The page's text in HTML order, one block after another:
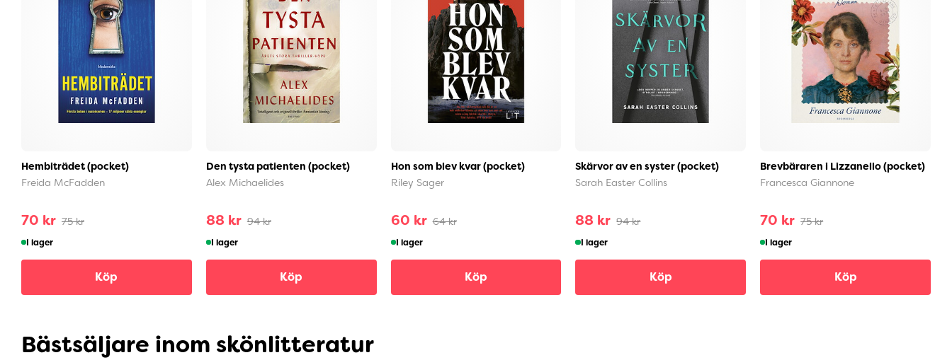
Hembiträdet (pocket)
Freida McFadden
70 kr 75 kr
I lager
Köp
Den tysta patienten (pocket)
Alex Michaelides
88 kr 94 kr
I lager
Köp
Hon som blev kvar (pocket)
Riley Sager
60 kr 64 kr
I lager
Köp
Skärvor av en syster (pocket)
Sarah Easter Collins
88 kr 94 kr
I lager
Köp
Brevbäraren i Lizzanello (pocket)
Francesca Giannone
70 kr 75 kr
I lager
Köp
Bästsäljare inom skönlitteratur